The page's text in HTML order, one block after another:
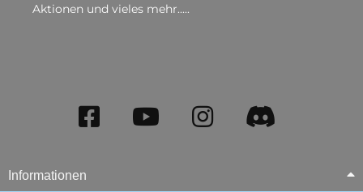
Aktionen und vieles mehr.....
Informationen